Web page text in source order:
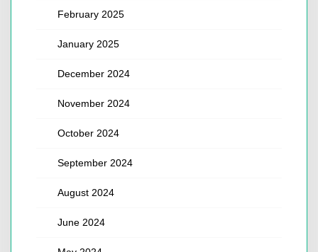
February 2025
January 2025
December 2024
November 2024
October 2024
September 2024
August 2024
June 2024